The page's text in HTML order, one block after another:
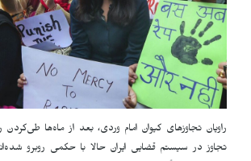
راویان تجاوزهای کیوان امام وردی، بعد از ماه‌ها طی‌کردن
تجاوز در سیستم قضایی ایران حالا با حکمی روبرو